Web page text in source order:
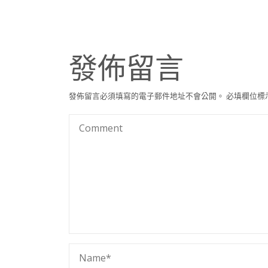
發佈留言
發佈留言必須填寫的電子郵件地址不會公開。 必填欄位